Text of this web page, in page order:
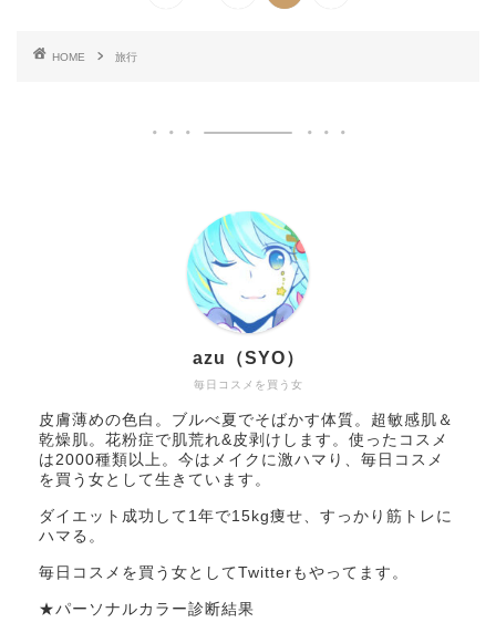
HOME 旅行
毎日コスメを買う女
azu（SYO）
皮膚薄めの色白。ブルべ夏でそばかす体質。超敏感肌＆
乾燥肌。花粉症で肌荒れ&皮剥けします。使ったコスメ
は2000種類以上。今はメイクに激ハマり、毎日コスメ
を買う女として生きています。
ダイエット成功して1年で15kg痩せ、すっかり筋トレに
ハマる。
毎日コスメを買う女としてTwitterもやってます。
★パーソナルカラー診断結果